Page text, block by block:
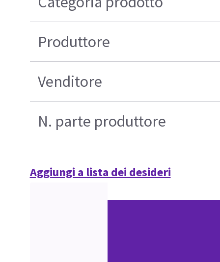
Produttore
Venditore
N. parte produttore
Aggiungi a lista dei desideri